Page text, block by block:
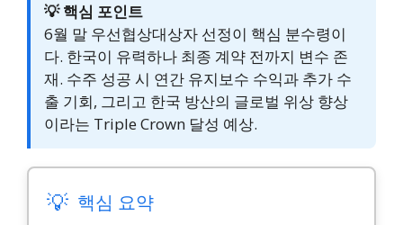
💡 핵심 포인트
6월 말 우선협상대상자 선정이 핵심 분수령이
다. 한국이 유력하나 최종 계약 전까지 변수 존
재. 수주 성공 시 연간 유지보수 수익과 추가 수
출 기회, 그리고 한국 방산의 글로벌 위상 향상
이라는 Triple Crown 달성 예상.
💡 핵심 요약